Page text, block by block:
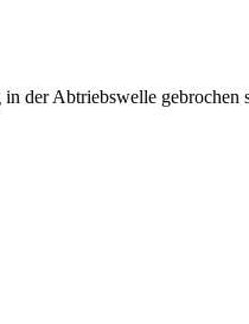
der Abtriebswelle gebrochen